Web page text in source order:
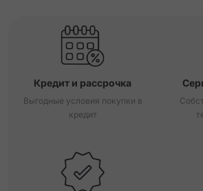
Кредит и рассрочка
Выгодные условия покупки в
кредит